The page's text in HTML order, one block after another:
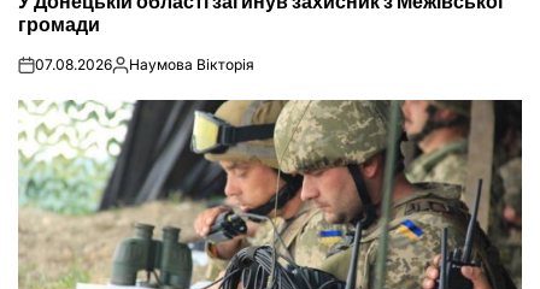
громади
on07.08.2026Опубліковано
Наумова Вікторія